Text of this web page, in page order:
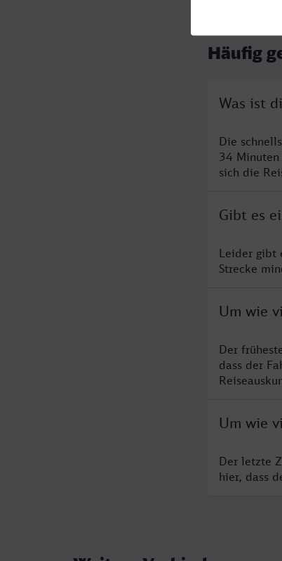
Häufig
Was ist
Die
34 Minuten
sich die
Gibt es
Leider gibt
Strecke
Um wie
Der
dass der
Um wie
Der letzte
hier, dass